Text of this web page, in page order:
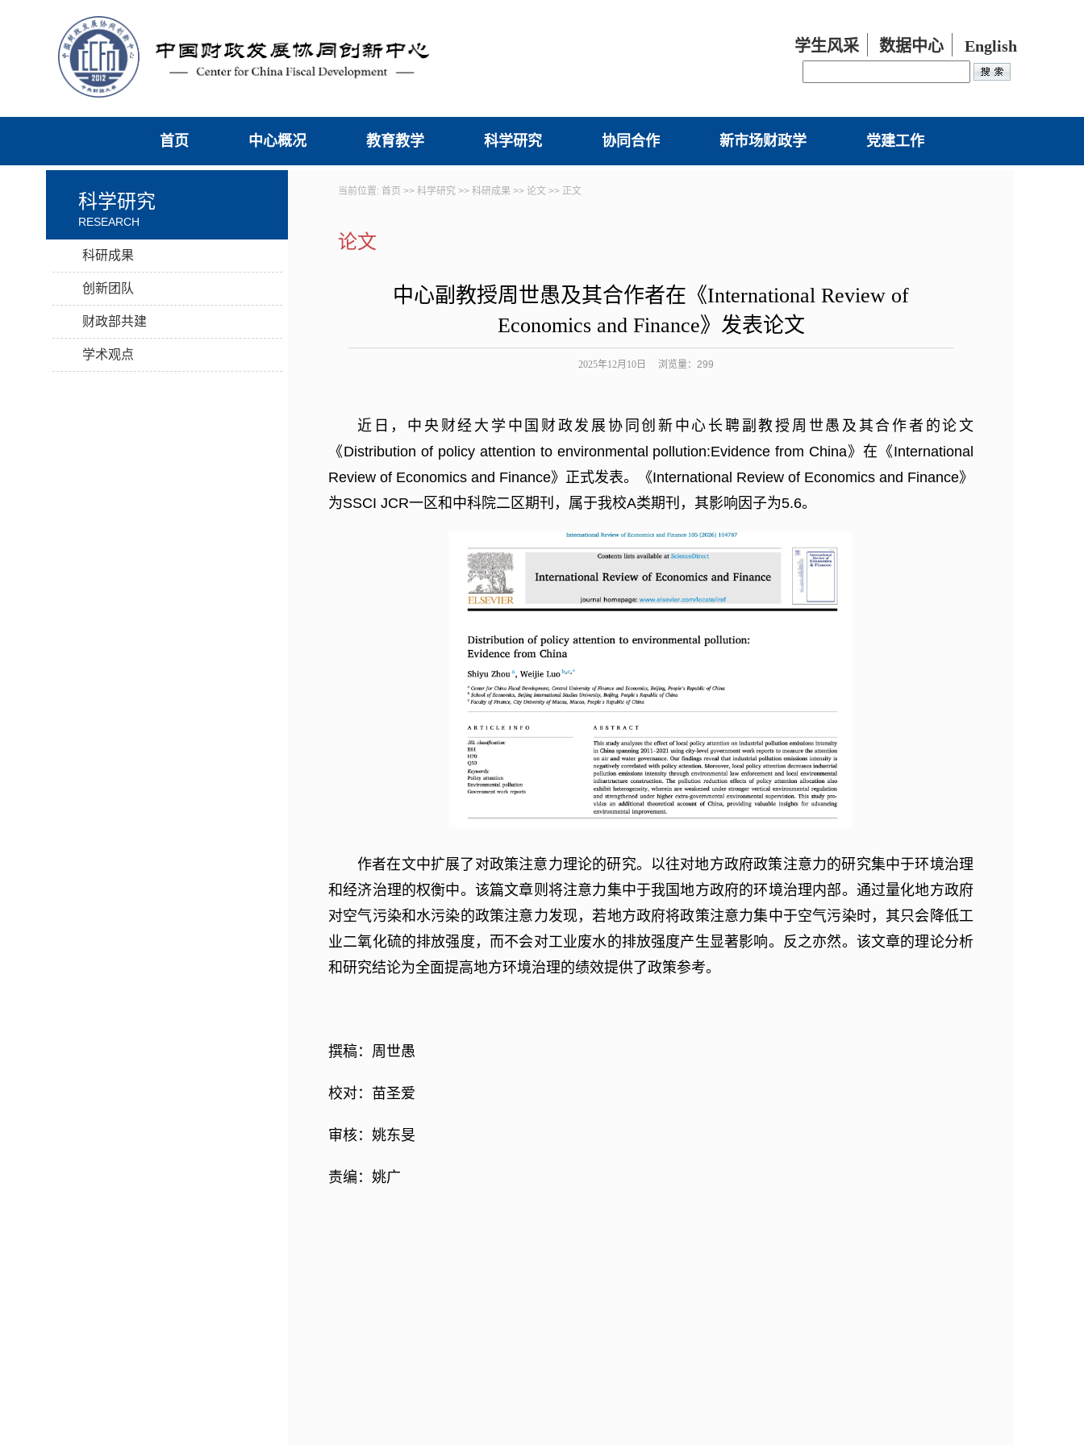
学生风采 数据中心 English
首页 中心概况 教育教学 科学研究 协同合作 新市场财政学 党建工作
科学研究
RESEARCH
科研成果
创新团队
财政部共建
学术观点
当前位置: 首页 >> 科学研究 >> 科研成果 >> 论文 >> 正文
论文
中心副教授周世愚及其合作者在《International Review of
Economics and Finance》发表论文
2025年12月10日 浏览量： 299
近日，中央财经大学中国财政发展协同创新中心长聘副教授周世愚及其合作者的论文
《Distribution of policy attention to environmental pollution:Evidence from China》在《International
Review of Economics and Finance》正式发表。《International Review of Economics and Finance》
为SSCI JCR一区和中科院二区期刊，属于我校A类期刊，其影响因子为5.6。
作者在文中扩展了对政策注意力理论的研究。以往对地方政府政策注意力的研究集中于环境治理
和经济治理的权衡中。该篇文章则将注意力集中于我国地方政府的环境治理内部。通过量化地方政府
对空气污染和水污染的政策注意力发现，若地方政府将政策注意力集中于空气污染时，其只会降低工
业二氧化硫的排放强度，而不会对工业废水的排放强度产生显著影响。反之亦然。该文章的理论分析
和研究结论为全面提高地方环境治理的绩效提供了政策参考。
撰稿：周世愚
校对：苗圣爱
审核：姚东旻
责编：姚广